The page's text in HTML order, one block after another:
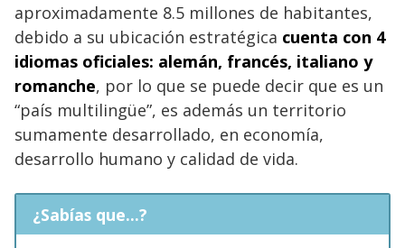
aproximadamente 8.5 millones de habitantes,
debido a su ubicación estratégica cuenta con 4
idiomas oficiales: alemán, francés, italiano y
romanche, por lo que se puede decir que es un
“país multilingüe”, es además un territorio
sumamente desarrollado, en economía,
desarrollo humano y calidad de vida.
¿Sabías que...?